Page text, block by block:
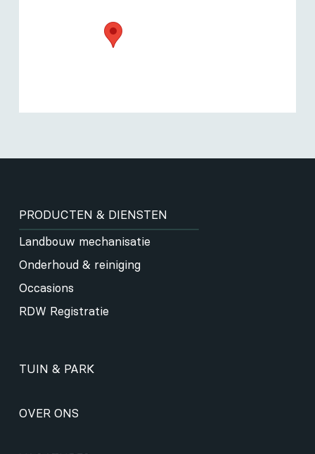
PRODUCTEN & DIENSTEN
Landbouw mechanisatie
Onderhoud & reiniging
Occasions
RDW Registratie
TUIN & PARK
OVER ONS